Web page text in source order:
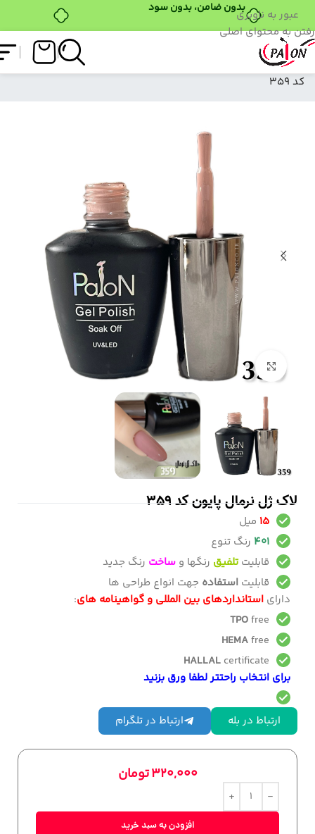
بدون ضامن، بدون سودعبور به ناوبری
رفتن به محتوای اصلی
فروشگاه
لاک ژل نرمال پایون
کد 359
بزرگنمایی تصویر
لاک ژل نرمال پایون کد 359
15 میل
401 رنگ تنوع
قابلیتتلفیق رنگها و ساخت رنگ جدید
قابلیت استفاده جهت انواع طراحی ها
دارای استانداردهای بین المللی و گواهینامه های:
TPOfree
HEMAfree
HALLAL certificate
برای انتخاب راحتتر لطفا ورق بزنید
ارتباط در بله ارتباط در تلگرام
320,000تومان
افزودن به سبد خرید